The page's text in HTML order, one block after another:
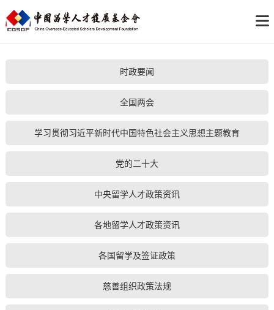
时政要闻
全国两会
学习贯彻习近平新时代中国特色社会主义思想主题教育
党的二十大
中央留学人才政策资讯
各地留学人才政策资讯
各国留学及签证政策
慈善组织政策法规